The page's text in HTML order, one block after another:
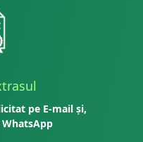
pe E-mail și,